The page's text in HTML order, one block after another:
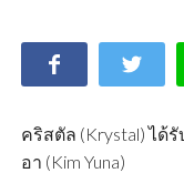
คริสตัล (Krystal) ได้
อา (Kim Yuna)